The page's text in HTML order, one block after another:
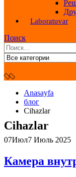
Laboratuvar
Поиск
Anasayfa
блог
Cihazlar
Cihazlar
07Июл7 Июль 2025
Камера